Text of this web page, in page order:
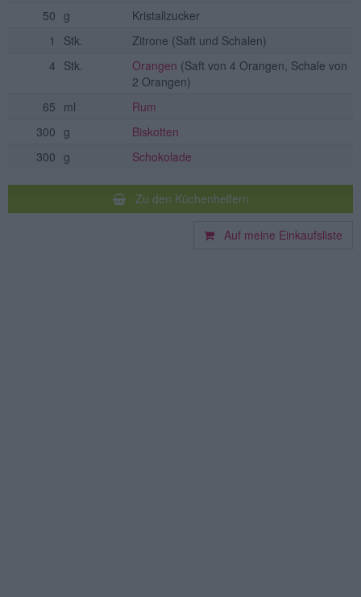
50 g
Kristallzucker
1
Stk. Zitrone (Saft und Schalen)
4 Stk. Orangen (Saft von 4 Orangen, Schale von
2 Orangen)
65 ml
Rum
300 g
Biskotten
300 g Schokolade
Zu den Küchenhelfern
Auf meine Einkaufsliste